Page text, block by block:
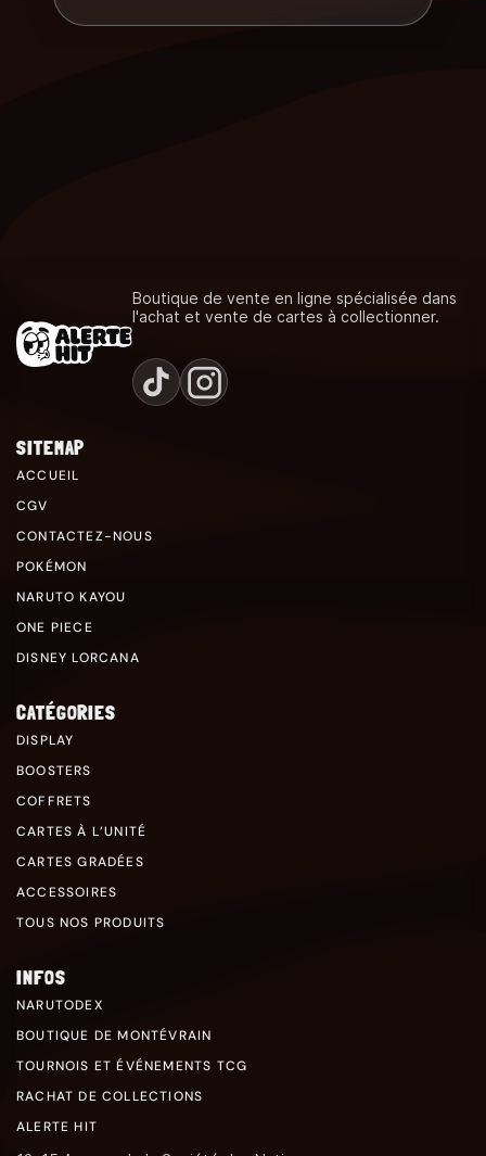
Boutique de vente en ligne spécialisée dans
l'achat et vente de cartes à collectionner.
SITEMAP
ACCUEIL
CGV
CONTACTEZ-NOUS
POKÉMON
NARUTO KAYOU
ONE PIECE
DISNEY LORCANA
CATÉGORIES
DISPLAY
BOOSTERS
COFFRETS
CARTES À L’UNITÉ
CARTES GRADÉES
ACCESSOIRES
TOUS NOS PRODUITS
INFOS
NARUTODEX
BOUTIQUE DE MONTÉVRAIN
TOURNOIS ET ÉVÉNEMENTS TCG
RACHAT DE COLLECTIONS
ALERTE HIT